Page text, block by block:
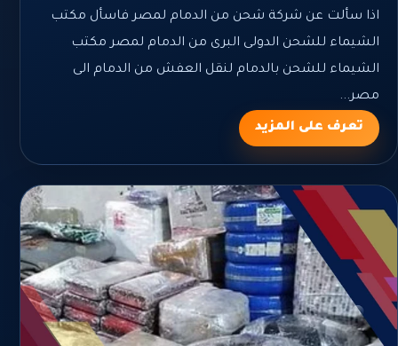
اذا سألت عن شركة شحن من الدمام لمصر فاسأل مكتب
الشيماء للشحن الدولى البرى من الدمام لمصر مكتب
الشيماء للشحن بالدمام لنقل العفش من الدمام الى
مصر...
تعرف على المزيد